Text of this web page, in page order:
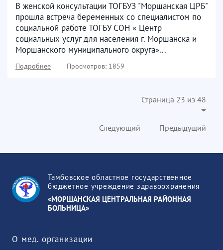
В женской консультации ТОГБУЗ "Моршанская ЦРБ"
прошла встреча беременных со специалистом по
социальной работе ТОГБУ СОН « Центр
социальных услуг для населения г. Моршанска и
Моршанского муниципального округа»...
Подробнее Просмотров: 1859
Страница 23 из 48
Предыдущий
Следующий
Тамбовское областное государственное
бюджетное учреждение здравоохранения
«МОРШАНСКАЯ ЦЕНТРАЛЬНАЯ РАЙОННАЯ
БОЛЬНИЦА»
О мед. организации